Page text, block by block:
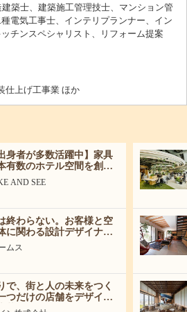
築士、建築施工管理技士、マンション管
電気工事士、インテリプランナー、イン
チンスペシャリスト、リフォーム提案
仕上げ工事業 ほか
身者が多数活躍中】家具
有数のホテル空間を創り
AND SEE
終わらない。お客様と空
に関わる設計デザイナー
ムス
で、街と人の未来をつく
つだけの店舗をデザイン
募集！